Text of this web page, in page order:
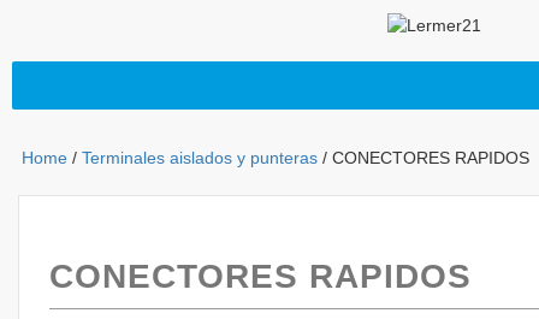
Home / Terminales aislados y punteras / CONECTORES RAPIDOS
CONECTORES RAPIDOS